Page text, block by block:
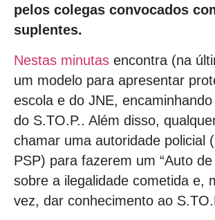
pelos colegas convocados
suplentes.
Nestas minutas encontra (na
um modelo para apresentar
escola e do JNE, encaminhando
do S.TO.P.. Além disso,
chamar uma autoridade policial
PSP) para fazerem um “Auto de
sobre a ilegalidade cometida e,
vez, dar conhecimento ao